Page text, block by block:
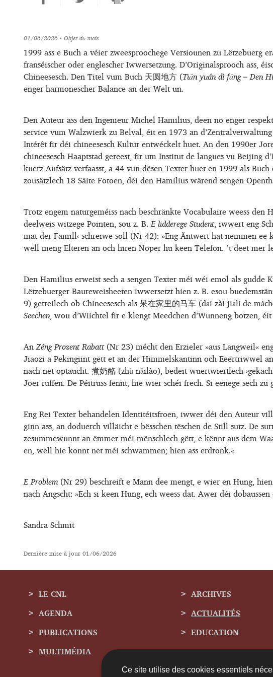
Ce site utilise des cookies essentiels
01/06/2026• Objet du mois
1999 ass e Buch a véier zweesproochege Versiounen zu Lëtzebuerg
franséischer oder englescher Iwwersetzung. D’Originalsprooch ass,
Chineesesch. Den Titel vum Buch 天圆地方 (Tiān yuán dì fāng–Den
enger harmonescher Balance an der Welt un.
Den Auteur ass den Ingenieur Michel Hamilius, deen no enger
service vum Walzwierk zu Belval, éit en 1973 an
Intérêt fir déi chineesesch Kultur entwéckelt huet. An den 1990er
chineesesch Haaptstad gereest, fir um Institut de langues vu Beijing
kuerz Aufsätz verfaasst, a 44 vun dësen Texter huet en 1999 als
zousätzlech 18 Säite Fotoen, déi den Hamilius wärend sengen
Trotz engem naturgeméiss nach beschränkte Vocabulaire weess den
deelweis witzege Pointen, sou z. B.E lidderege Student, iwwert eng
mat der Famill‹ schreiwe soll (Nr 42): »Eng Äntwert hat nëmmen
well meng Elteren an och hiren Noper hu keen Telefon. ʼt deet mer
Den Hamilius erweist sech a sengen Texter méi wéi emol als gudde
Lëtzebuerger Baureweisheeten iwwersetzt hien z. B. esou
9) getreilech ob Chineesesch als 呆在家里的马车 (dāi zài jiālǐ de
Seechen, wou d’Wiichtel fir e klengt Meedchen d’Wunneng botzen,
AnZéng Prozent Rabatt(Nr 23) mécht den Erzieler »aus Langweil«
Jiaozi a Pekingiint gëtt et an der Himmelskantinn och Eeërtriwwel
nach net optaucht. 煮奶酪 (zhǔ nǎilào), bedeit wuertwiertlech
Joer ruffen. De Péitruss fënnt, hie wier schéi frech. Si eenege sech
Eng Rei Texter behandelen Identitéitsfroen, iwwer déi den Auteur
ginn ass, an doduerch villäicht e bësschen tëschen de Still sutz. De
zesummewunnt an ëmmer méi mënschlech gëtt, e kënnt aus dem
en, well hie konnt net méi schwammen; hien ass erdronk.«
E Problem(Nr 29) beschreift e Mann dee mengt, e wier en Hung,
nach Angscht: »Ech si keen Hung, ech weess dat. Awer déi
Sandra Schmit
Dernière mise à jour01/06/2026
Menu
de
LE CNL
ARCHIVES
AGENDA
ACTUALITÉS
PUBLICATIONS
EDUCATION
MULTIMÉDIA